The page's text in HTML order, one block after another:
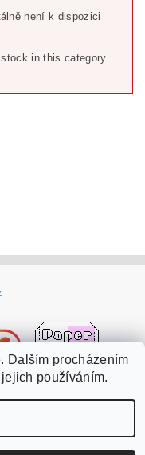
není k dispozici
in this category.
Dalším procházením
používáním.